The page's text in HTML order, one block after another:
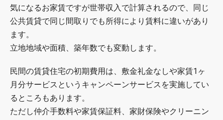
気になるお家賃ですが世帯収入で計算されるので、同じ
公共賃貸で同じ間取りでも所得により賃料に違いがあり
ます。
立地地域や面積、築年数でも変動します。
民間の賃貸住宅の初期費用は、敷金礼金なしや家賃1ヶ
月分サービスというキャンペーンサービスを実施してい
るところもあります。
ただし仲介手数料や家賃保証料、家財保険やクリーニン